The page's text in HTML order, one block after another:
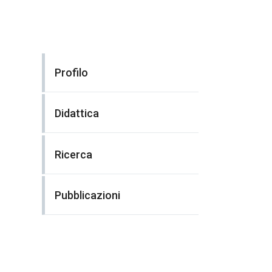
Profilo
Didattica
Ricerca
Pubblicazioni